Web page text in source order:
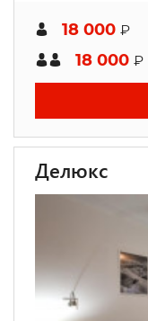
18 000 ₽
18 000 ₽
Делюкс